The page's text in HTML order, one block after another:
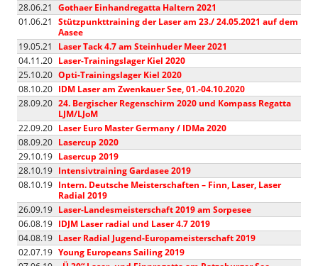
28.06.21 Gothaer Einhandregatta Haltern 2021
01.06.21 Stützpunkttraining der Laser am 23./ 24.05.2021 auf dem
Aasee
19.05.21
Laser Tack 4.7 am Steinhuder Meer 2021
04.11.20 Laser-Trainingslager Kiel 2020
25.10.20 Opti-Trainingslager Kiel 2020
08.10.20 IDM Laser am Zwenkauer See, 01.-04.10.2020
28.09.20 24. Bergischer Regenschirm 2020 und Kompass Regatta
LJM/LJoM
22.09.20 Laser Euro Master Germany / IDMa 2020
08.09.20 Lasercup 2020
29.10.19 Lasercup 2019
28.10.19 Intensivtraining Gardasee 2019
08.10.19 Intern. Deutsche Meisterschaften – Finn, Laser, Laser
Radial 2019
26.09.19 Laser-Landesmeisterschaft 2019 am Sorpesee
06.08.19 IDJM Laser radial und Laser 4.7 2019
04.08.19 Laser Radial Jugend-Europameisterschaft 2019
02.07.19 Young Europeans Sailing 2019